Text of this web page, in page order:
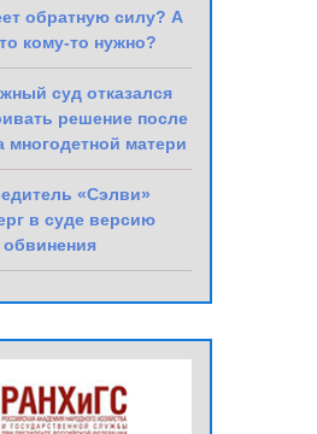
обратную силу? А
кому-то нужно?
суд отказался
решение после
многодетной матери
«Сэлви»
в суде версию
обвинения